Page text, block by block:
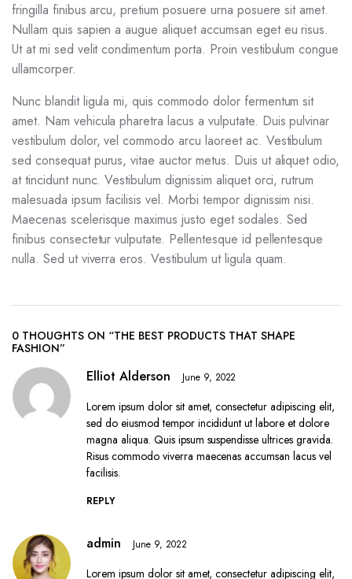
fringilla finibus arcu, pretium posuere urna posuere sit amet.
Nullam quis sapien a augue aliquet accumsan eget eu risus.
Ut at mi sed velit condimentum porta. Proin vestibulum congue
ullamcorper.
Nunc blandit ligula mi, quis commodo dolor fermentum sit
amet. Nam vehicula pharetra lacus a vulputate. Duis pulvinar
vestibulum dolor, vel commodo arcu laoreet ac. Vestibulum
sed consequat purus, vitae auctor metus. Duis ut aliquet odio,
at tincidunt nunc. Vestibulum dignissim aliquet orci, rutrum
malesuada ipsum facilisis vel. Morbi tempor dignissim nisi.
Maecenas scelerisque maximus justo eget sodales. Sed
finibus consectetur vulputate. Pellentesque id pellentesque
nulla. Sed ut viverra eros. Vestibulum ut ligula quam.
0 THOUGHTS ON “THE BEST PRODUCTS THAT SHAPE
FASHION”
Elliot Alderson June 9, 2022
Lorem ipsum dolor sit amet, consectetur adipiscing elit,
sed do eiusmod tempor incididunt ut labore et dolore
magna aliqua. Quis ipsum suspendisse ultrices gravida.
Risus commodo viverra maecenas accumsan lacus vel
facilisis.
REPLY
admin June 9, 2022
Lorem ipsum dolor sit amet, consectetur adipiscing elit,